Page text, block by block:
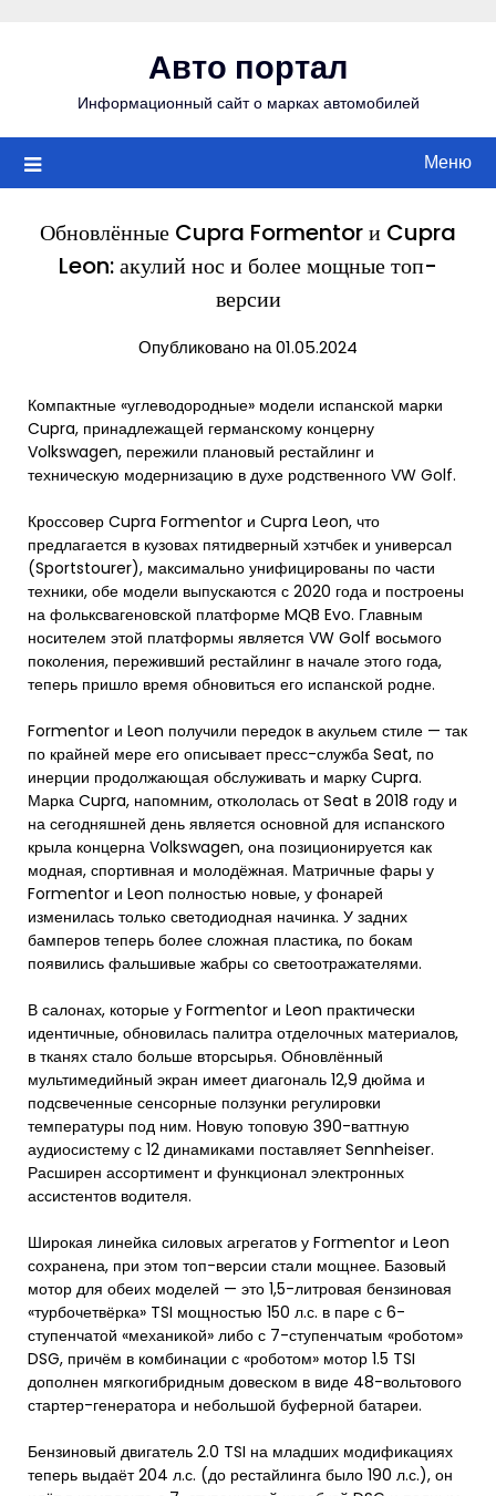
Авто портал
Информационный сайт о марках автомобилей
Меню
Обновлённые Cupra Formentor и Cupra
Leon: акулий нос и более мощные топ-
версии
Опубликовано на 01.05.2024
Компактные «углеводородные» модели испанской марки
Cupra, принадлежащей германскому концерну
Volkswagen, пережили плановый рестайлинг и
техническую модернизацию в духе родственного VW Golf.
Кроссовер Cupra Formentor и Cupra Leon, что
предлагается в кузовах пятидверный хэтчбек и универсал
(Sportstourer), максимально унифицированы по части
техники, обе модели выпускаются с 2020 года и построены
на фольксвагеновской платформе MQB Evo. Главным
носителем этой платформы является VW Golf восьмого
поколения, переживший рестайлинг в начале этого года,
теперь пришло время обновиться его испанской родне.
Formentor и Leon получили передок в акульем стиле — так
по крайней мере его описывает пресс-служба Seat, по
инерции продолжающая обслуживать и марку Cupra.
Марка Cupra, напомним, откололась от Seat в 2018 году и
на сегодняшней день является основной для испанского
крыла концерна Volkswagen, она позиционируется как
модная, спортивная и молодёжная. Матричные фары у
Formentor и Leon полностью новые, у фонарей
изменилась только светодиодная начинка. У задних
бамперов теперь более сложная пластика, по бокам
появились фальшивые жабры со светоотражателями.
В салонах, которые у Formentor и Leon практически
идентичные, обновилась палитра отделочных материалов,
в тканях стало больше вторсырья. Обновлённый
мультимедийный экран имеет диагональ 12,9 дюйма и
подсвеченные сенсорные ползунки регулировки
температуры под ним. Новую топовую 390-ваттную
аудиосистему с 12 динамиками поставляет Sennheiser.
Расширен ассортимент и функционал электронных
ассистентов водителя.
Широкая линейка силовых агрегатов у Formentor и Leon
сохранена, при этом топ-версии стали мощнее. Базовый
мотор для обеих моделей — это 1,5-литровая бензиновая
«турбочетвёрка» TSI мощностью 150 л.с. в паре с 6-
ступенчатой «механикой» либо с 7-ступенчатым «роботом»
DSG, причём в комбинации с «роботом» мотор 1.5 TSI
дополнен мягкогибридным довеском в виде 48-вольтового
стартер-генератора и небольшой буферной батареи.
Бензиновый двигатель 2.0 TSI на младших модификациях
теперь выдаёт 204 л.с. (до рестайлинга было 190 л.с.), он